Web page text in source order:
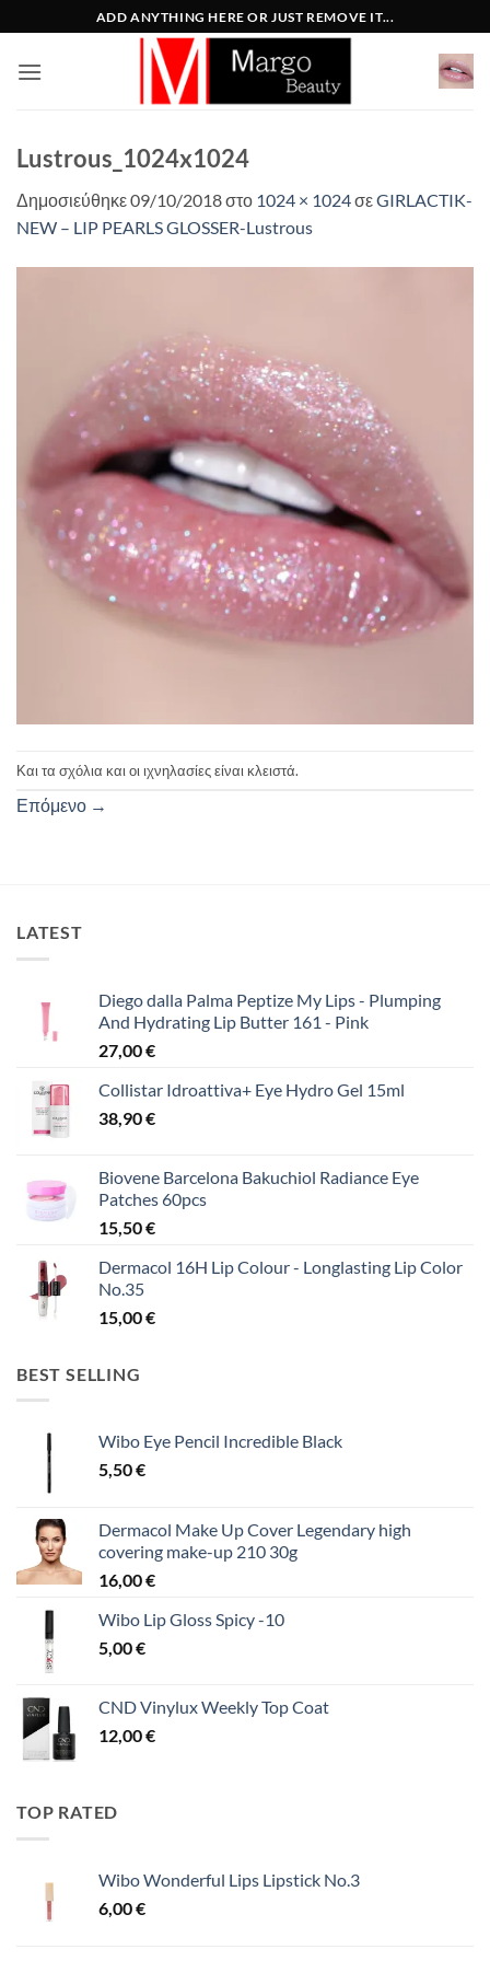
στο
περιεχόμενο
ADD ANYTHING HERE OR JUST REMOVE IT...
Lustrous_1024x1024
Δημοσιεύθηκε09/10/2018στο 1024 × 1024σεGIRLACTIK-
NEW – LIP PEARLS GLOSSER-Lustrous
Και τα σχόλια και οι ιχνηλασίες είναι κλειστά.
Επόμενο →
LATEST
Diego dalla Palma Peptize My Lips - Plumping
And Hydrating Lip Butter 161 - Pink
27,00€
Collistar Idroattiva+ Eye Hydro Gel 15ml
38,90€
Biovene Barcelona Bakuchiol Radiance Eye
Patches 60pcs
15,50€
Dermacol 16H Lip Colour - Longlasting Lip Color
No.35
15,00€
BEST SELLING
Wibo Eye Pencil Incredible Black
5,50€
Dermacol Make Up Cover Legendary high
covering make-up 210 30g
16,00€
Wibo Lip Gloss Spicy -10
5,00€
CND Vinylux Weekly Top Coat
12,00€
TOP RATED
Wibo Wonderful Lips Lipstick No.3
6,00€